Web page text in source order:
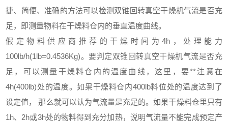
捷、简便、准确的方法可以检测双锥回转真空干燥机气流是否充
足，即测量物料在干燥料仓内的垂直温度曲线。
假定物料供应商推荐的干燥时间为4h，处理能力
100lb/h(1lb=0.4536Kg)。要判定双锥回转真空干燥机气流是否充
足，可以测量干燥料仓内的温度曲线，这里，要**注意在
4h(400lb)处的温度。如果干燥料仓内400lb料位处的温度达到了
设定值， 那么就可以认为气流量是充足的。如果干燥料仓里只有
1h、2h或3h处的物料得到充分加热，说明气流量不能完成预定产